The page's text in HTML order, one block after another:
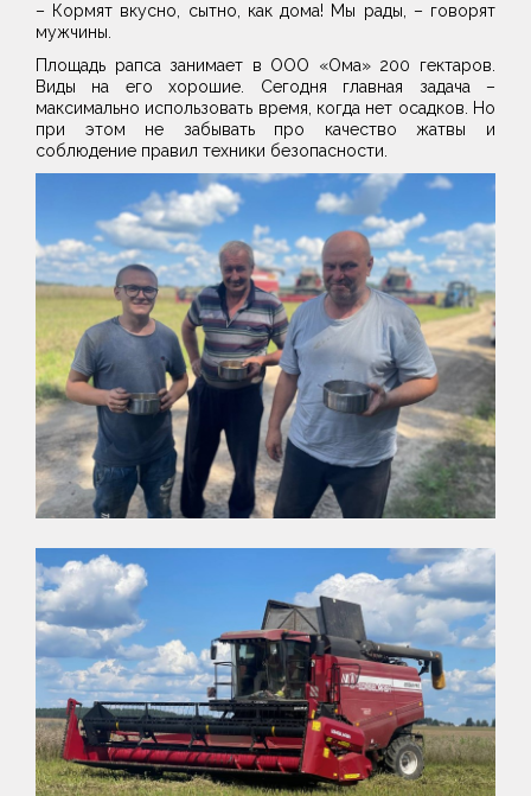
– Кормят вкусно, сытно, как дома! Мы рады, – говорят
мужчины.
Площадь рапса занимает в ООО «Ома» 200 гектаров.
Виды на его хорошие. Сегодня главная задача –
максимально использовать время, когда нет осадков. Но
при этом не забывать про качество жатвы и
соблюдение правил техники безопасности.